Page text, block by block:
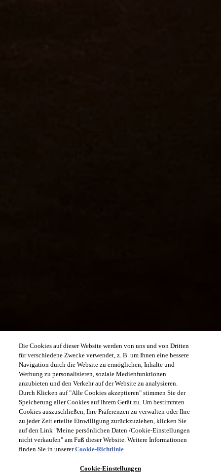
Die Cookies auf dieser Website werden von uns und von Dritten
für verschiedene Zwecke verwendet, z. B. um Ihnen eine bessere
Navigation durch die Website zu ermöglichen, Inhalte und
Werbung zu personalisieren, soziale Medienfunktionen
anzubieten und den Verkehr auf der Website zu analysieren.
Durch Klicken auf "Alle Cookies akzeptieren" stimmen Sie der
Speicherung aller Cookies auf Ihrem Gerät zu. Um bestimmten
Cookies auszuschließen, Ihre Präferenzen zu verwalten oder Ihre
zu jeder Zeit erteilte Einwilligung zurückzuziehen, klicken Sie
auf den Link "Meine persönlichen Daten /Cookie-Einstellungen
nicht verkaufen" am Fuß dieser Website. Weitere Informationen
finden Sie in unsererCookie-Richtlinie
Cookie-Einstellungen